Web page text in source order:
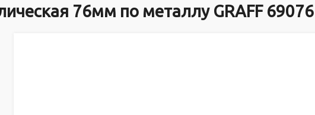
76мм по металлу GRAFF 69076